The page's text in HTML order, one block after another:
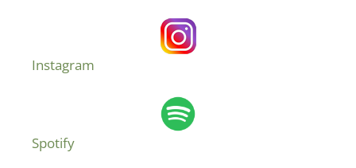
Instagram
Spotify